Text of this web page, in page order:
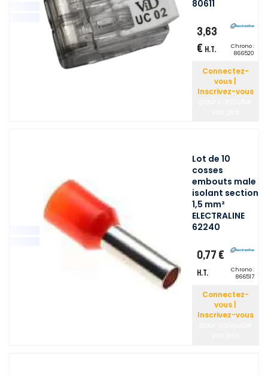
80611
3,63
€ H.T.
Chrono :
866520
Connectez-
vous |
Inscrivez-vous
Lot de 10
cosses
embouts male
isolant section
1,5 mm²
ELECTRALINE
62240
0,77 €
H.T.
Chrono :
866517
Connectez-
vous |
Inscrivez-vous